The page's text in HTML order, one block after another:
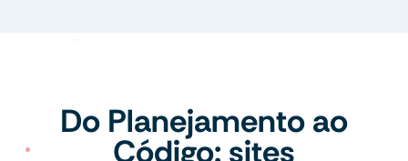
Do Planejamento ao
Código: sites